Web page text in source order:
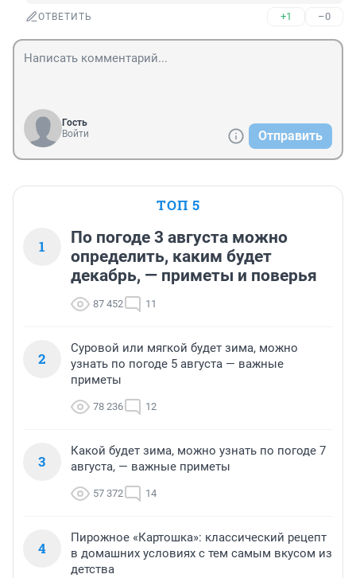
ОТВЕТИТЬ +1 –0
Гость
Войти
Отправить
ТОП 5
1
По погоде 3 августа можно
определить, каким будет
декабрь, — приметы и поверья
87 452 11
2
Суровой или мягкой будет зима, можно
узнать по погоде 5 августа — важные
приметы
78 236 12
3
Какой будет зима, можно узнать по погоде 7
августа, — важные приметы
57 372 14
4
Пирожное «Картошка»: классический рецепт
в домашних условиях с тем самым вкусом из
детства